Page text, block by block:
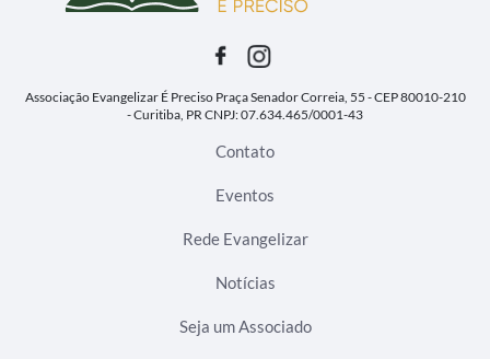
Associação Evangelizar É PrecisoPraça Senador Correia, 55 - CEP 80010-210
- Curitiba, PRCNPJ: 07.634.465/0001-43
Contato
Eventos
Rede Evangelizar
Notícias
Seja um Associado